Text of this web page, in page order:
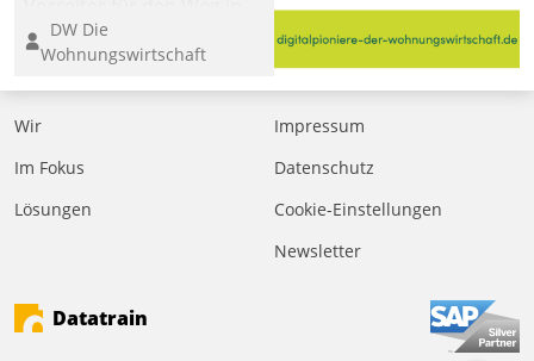
eine digitale Zukunft zu
finden, ist das Ziel des
Awards „Digitalpioniere
der
Bewerben können sich
dafür ein Team
DW Die
Wohnungswirtschaft
Wir
Im Fokus
Lösungen
Impressum
Datenschutz
Cookie-Einstellungen
Newsletter
Datatrain